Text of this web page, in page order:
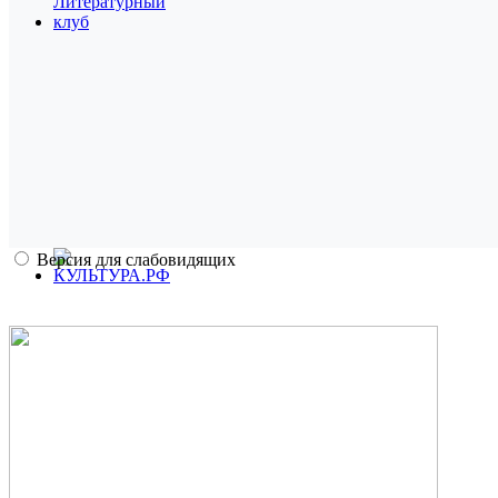
Версия для слабовидящих